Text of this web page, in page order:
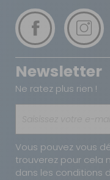
Prix :
Disponibilité :
EAN :
Retour simple sous
Vous avez changé
Retournez nous vos
Newsletter
Ne ratez plus rien !
Vous pouvez vous
trouverez pour cela
dans les conditions